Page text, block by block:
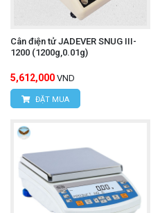
Cân điện tử JADEVER SNUG III-
1200 (1200g,0.01g)
5,612,000 VND
ĐẶT MUA